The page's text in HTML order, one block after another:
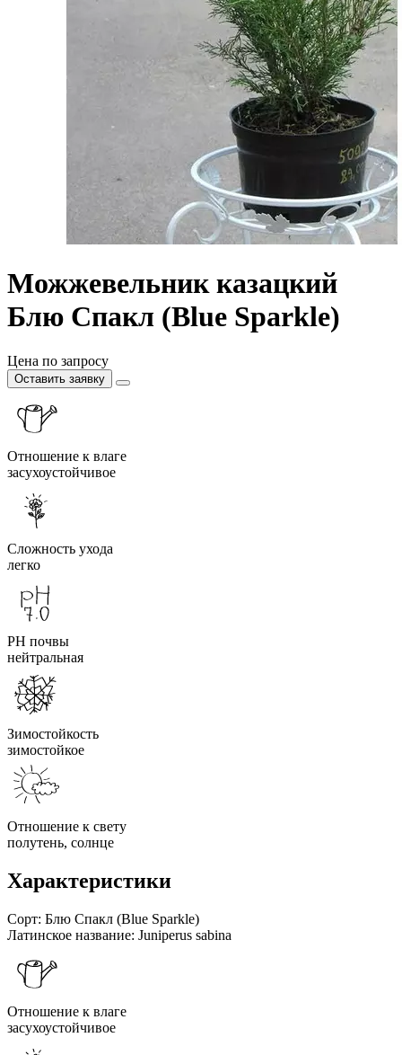
Можжевельник казацкий
Блю Спакл (Blue Sparkle)
Цена по запросу
Оставить заявку
Отношение к влаге
засухоустойчивое
Сложность ухода
легко
PH почвы
нейтральная
Зимостойкость
зимостойкое
Отношение к свету
полутень, солнце
Характеристики
Сорт: Блю Спакл (Blue Sparkle)
Латинское название: Juniperus sabina
Отношение к влаге
засухоустойчивое